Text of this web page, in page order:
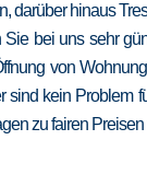
hinaus
bei uns sehr
von
kein Problem
zu fairen Preisen